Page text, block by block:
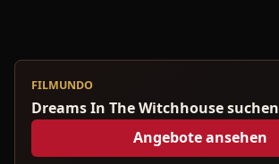
FILMUNDO
Dreams In The Witchhouse suchen
Angebote ansehen